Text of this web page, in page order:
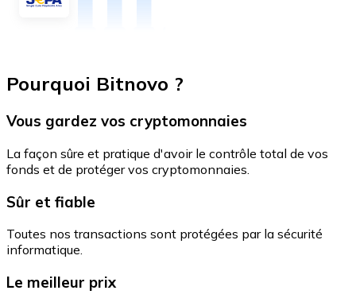
Pourquoi Bitnovo ?
Vous gardez vos cryptomonnaies
La façon sûre et pratique d'avoir le contrôle total de vos
fonds et de protéger vos cryptomonnaies.
Sûr et fiable
Toutes nos transactions sont protégées par la sécurité
informatique.
Le meilleur prix